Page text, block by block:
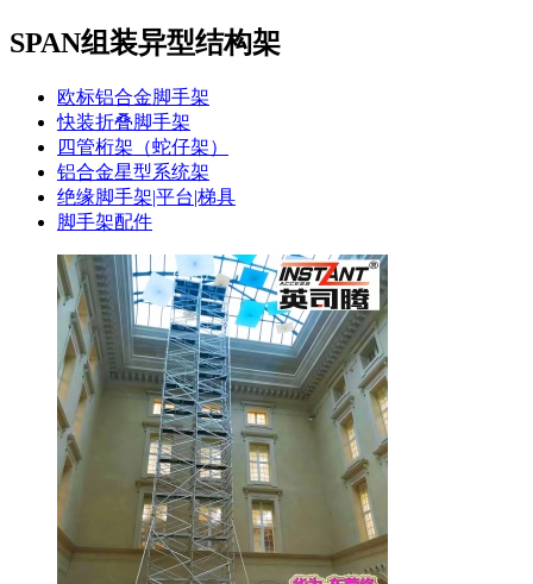
SPAN组装异型结构架
欧标铝合金脚手架
快装折叠脚手架
四管桁架（蛇仔架）
铝合金星型系统架
绝缘脚手架|平台|梯具
脚手架配件